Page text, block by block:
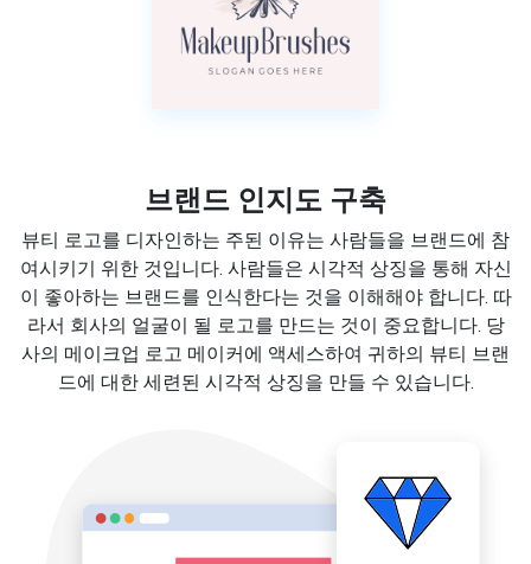
브랜드 인지도 구축
뷰티 로고를 디자인하는 주된 이유는 사람들을 브랜드에 참
여시키기 위한 것입니다. 사람들은 시각적 상징을 통해 자신
이 좋아하는 브랜드를 인식한다는 것을 이해해야 합니다. 따
라서 회사의 얼굴이 될 로고를 만드는 것이 중요합니다. 당
사의 메이크업 로고 메이커에 액세스하여 귀하의 뷰티 브랜
드에 대한 세련된 시각적 상징을 만들 수 있습니다.